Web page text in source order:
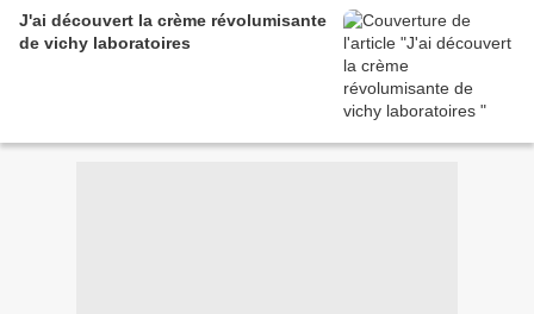
J'ai découvert la crème révolumisante
de vichy laboratoires